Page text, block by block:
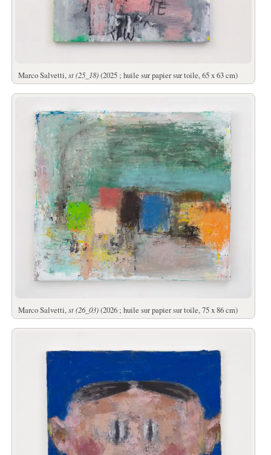
Marco Salvetti,st (25_18)(2025 ; huile sur papier sur toile, 65 x 63 cm)
Marco Salvetti,st (26_03)(2026 ; huile sur papier sur toile, 75 x 86 cm)